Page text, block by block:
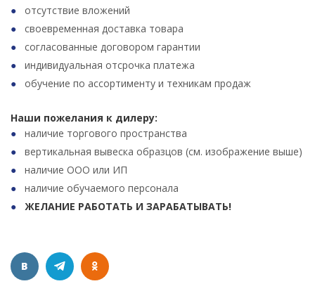
отсутствие вложений
своевременная доставка товара
согласованные договором гарантии
индивидуальная отсрочка платежа
обучение по ассортименту и техникам продаж
Наши пожелания к дилеру:
наличие торгового пространства
вертикальная вывеска образцов (см. изображение выше)
наличие ООО или ИП
наличие обучаемого персонала
ЖЕЛАНИЕ РАБОТАТЬ И ЗАРАБАТЫВАТЬ!